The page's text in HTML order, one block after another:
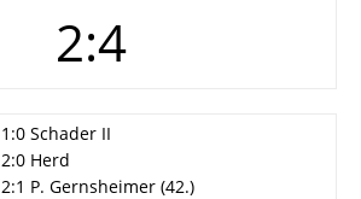
2:4
1:0 Schader II
2:0 Herd
2:1 P. Gernsheimer (42.)